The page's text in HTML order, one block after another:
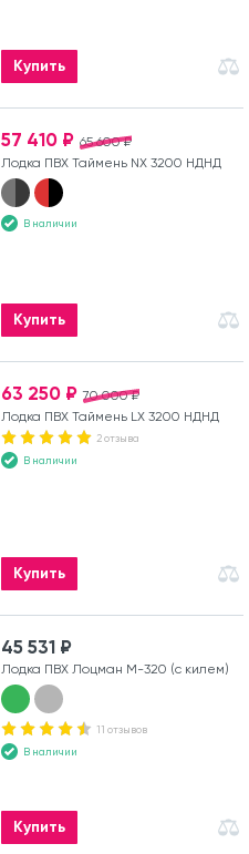
Купить
65 600 ₽
57 410 ₽
Лодка ПВХ Таймень NX 3200 НДНД
В наличии
Купить
70 000 ₽
63 250 ₽
Лодка ПВХ Таймень LX 3200 НДНД
2 отзыва
В наличии
Купить
45 531 ₽
Лодка ПВХ Лоцман М-320 (с килем)
11 отзывов
В наличии
Купить